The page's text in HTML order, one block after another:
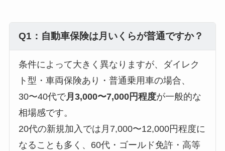
Q1：自動車保険は月いくらが普通ですか？
条件によって大きく異なりますが、ダイレク
ト型・車両保険あり・普通乗用車の場合、
30〜40代で月3,000〜7,000円程度が一般的な
相場感です。
20代の新規加入では月7,000〜12,000円程度に
なることも多く、60代・ゴールド免許・高等